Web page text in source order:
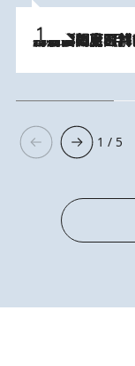
2026.8.8
「最後に見られてよかった」上野動物園の東園パンダ舎が解体前に特別公開。8月16日まで延長されたパネル展と共に辿る“半世紀”のパンダ飼育《解体工事の図面あり》
1 / 5